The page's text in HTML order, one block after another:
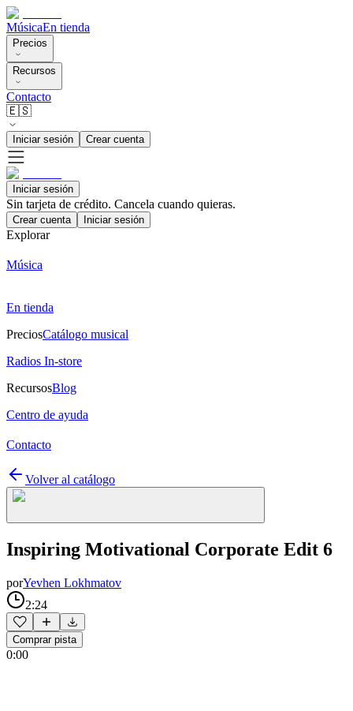
MúsicaEn tienda
Precios
Recursos
Contacto
🇪🇸
Iniciar sesión Crear cuenta
Iniciar sesión
Sin tarjeta de crédito. Cancela cuando quieras.
Crear cuenta Iniciar sesión
Explorar
Música
En tienda
PreciosCatálogo musical
Radios In-store
RecursosBlog
Centro de ayuda
Contacto
Volver al catálogo
Inspiring Motivational Corporate Edit 6
porYevhen Lokhmatov
2:24
Comprar pista
0:00